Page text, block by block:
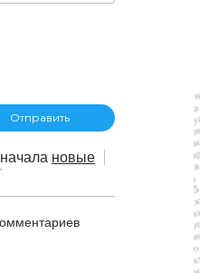
новые